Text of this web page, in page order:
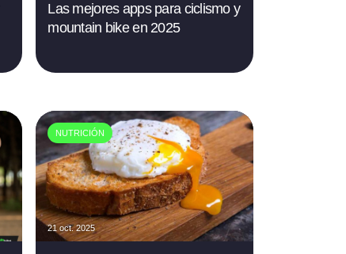
Las mejores apps para ciclismo y
mountain bike en 2025
NUTRICIÓN
21 oct. 2025